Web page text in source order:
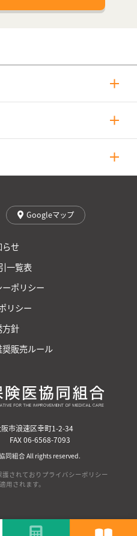
Googleマップ
らせ
一覧表
ポリシー
リシー
方針
販売ルール
市浪速区幸町1-2-34
06-6568-7093
同組合 All rights reserved.
護されており プライバシーポリシー
用されます。